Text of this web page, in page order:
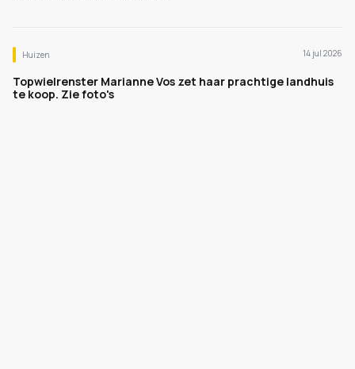
Huizen 14 jul 2026
Topwielrenster Marianne Vos zet haar prachtige landhuis
te koop. Zie foto's